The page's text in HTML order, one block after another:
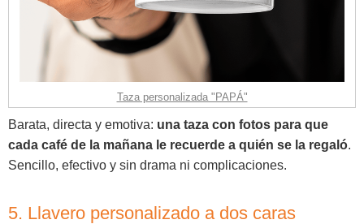
Taza personalizada "PAPÁ"
Barata, directa y emotiva: una taza con fotos para que
cada café de la mañana le recuerde a quién se la regaló.
Sencillo, efectivo y sin drama ni complicaciones.
5. Llavero personalizado a dos caras